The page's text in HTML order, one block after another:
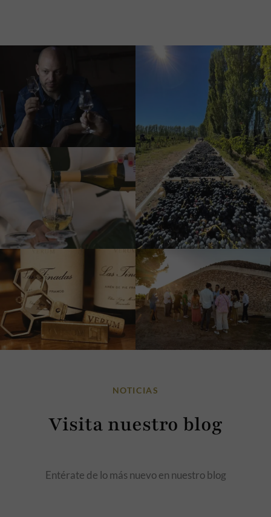
NOTICIAS
Visita nuestro blog
Entérate de lo más nuevo en nuestro blog